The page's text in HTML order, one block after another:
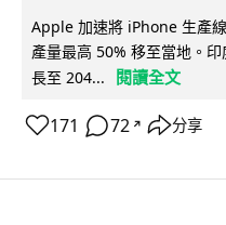
Apple 加速將 iPhone 生產
產量最高 50% 移至當地。
長至 204...
閱讀全文
171 72 ↗ 分享